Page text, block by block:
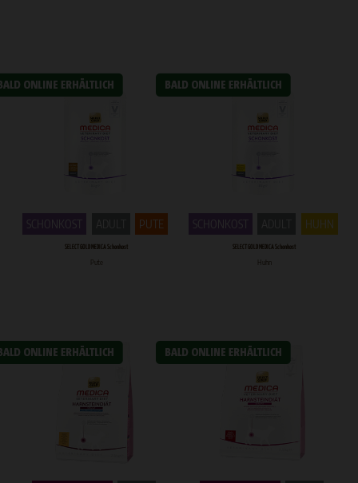
SCHONKOST PUTE
SELECT GOLD MEDICA Schonkost
Pute
SCHONKOST HUHN
SELECT GOLD MEDICA Schonkost
Huhn